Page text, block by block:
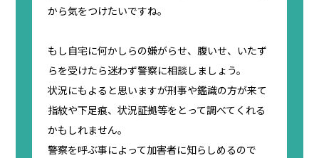
から気をつけたいですね。
もし自宅に何かしらの嫌がらせ、腹いせ、いたず
らを受けたら迷わず警察に相談しましょう。
状況にもよると思いますが刑事や鑑識の方が来て
指紋や下足痕、状況証拠等をとって調べてくれる
かもしれません。
警察を呼ぶ事によって加害者に知らしめるので